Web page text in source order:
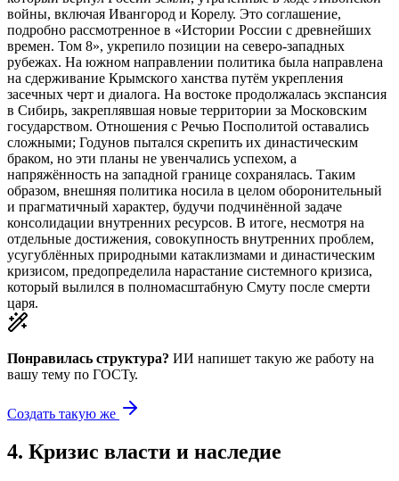
войны, включая Ивангород и Корелу. Это соглашение,
подробно рассмотренное в «Истории России с древнейших
времен. Том 8», укрепило позиции на северо-западных
рубежах. На южном направлении политика была направлена
на сдерживание Крымского ханства путём укрепления
засечных черт и диалога. На востоке продолжалась экспансия
в Сибирь, закреплявшая новые территории за Московским
государством. Отношения с Речью Посполитой оставались
сложными; Годунов пытался скрепить их династическим
браком, но эти планы не увенчались успехом, а
напряжённость на западной границе сохранялась. Таким
образом, внешняя политика носила в целом оборонительный
и прагматичный характер, будучи подчинённой задаче
консолидации внутренних ресурсов. В итоге, несмотря на
отдельные достижения, совокупность внутренних проблем,
усугублённых природными катаклизмами и династическим
кризисом, предопределила нарастание системного кризиса,
который вылился в полномасштабную Смуту после смерти
царя.
Понравилась структура? ИИ напишет такую же работу на
вашу тему по ГОСТу.
Создать такую же
4. Кризис власти и наследие